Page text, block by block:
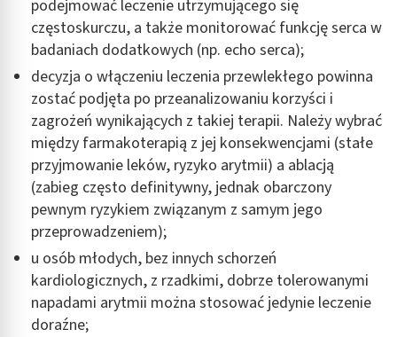
podejmować leczenie utrzymującego się
częstoskurczu, a także monitorować funkcję serca w
badaniach dodatkowych (np. echo serca);
decyzja o włączeniu leczenia przewlekłego powinna
zostać podjęta po przeanalizowaniu korzyści i
zagrożeń wynikających z takiej terapii. Należy wybrać
między farmakoterapią z jej konsekwencjami (stałe
przyjmowanie leków, ryzyko arytmii) a ablacją
(zabieg często definitywny, jednak obarczony
pewnym ryzykiem związanym z samym jego
przeprowadzeniem);
u osób młodych, bez innych schorzeń
kardiologicznych, z rzadkimi, dobrze tolerowanymi
napadami arytmii można stosować jedynie leczenie
doraźne;